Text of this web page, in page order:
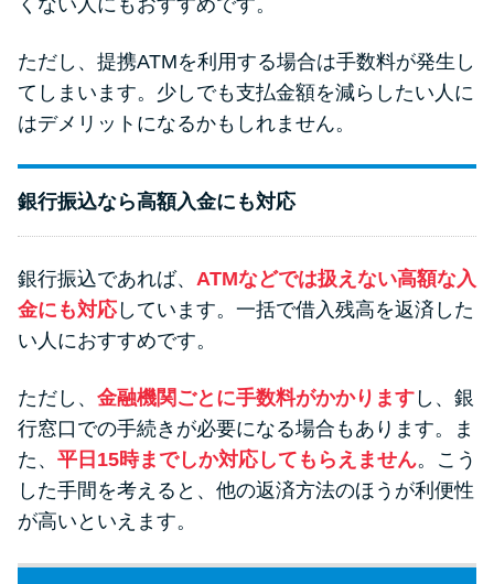
ただし、提携ATMを利用する場合は手数料が発生し
てしまいます。少しでも支払金額を減らしたい人に
はデメリットになるかもしれません。
銀行振込なら高額入金にも対応
銀行振込であれば、 ATMなどでは扱えない高額な入
金にも対応しています。一括で借入残高を返済した
い人におすすめです。
ただし、 金融機関ごとに手数料がかかります し、銀
行窓口での手続きが必要になる場合もあります。ま
た、 平日15時までしか対応してもらえません。こう
した手間を考えると、他の返済方法のほうが利便性
が高いといえます。